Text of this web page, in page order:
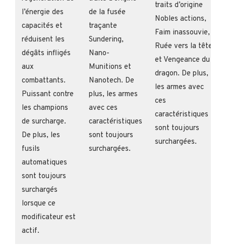
l’énergie des
capacités et
réduisent les
dégâts infligés
aux
combattants.
Puissant contre
les champions
de surcharge.
De plus, les
fusils
automatiques
sont toujours
surchargés
lorsque ce
modificateur est
actif.
de la fusée
traçante
Sundering,
Nano-
Munitions et
Nanotech. De
plus, les armes
avec ces
caractéristiques
sont toujours
surchargées.
traits d’origine
Nobles actions,
Faim inassouvie,
Ruée vers la tête
et Vengeance du
dragon. De plus,
les armes avec
ces
caractéristiques
sont toujours
surchargées.